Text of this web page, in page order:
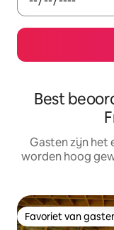
Best
Gasten zijn het
worden hoog
Favoriet van
Favoriet van